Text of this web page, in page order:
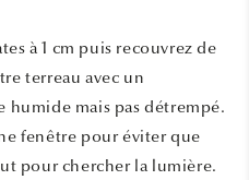
à 1 cm puis recouvrez de
terreau avec un
mais pas détrempé.
fenêtre pour éviter que
pour chercher la lumière.